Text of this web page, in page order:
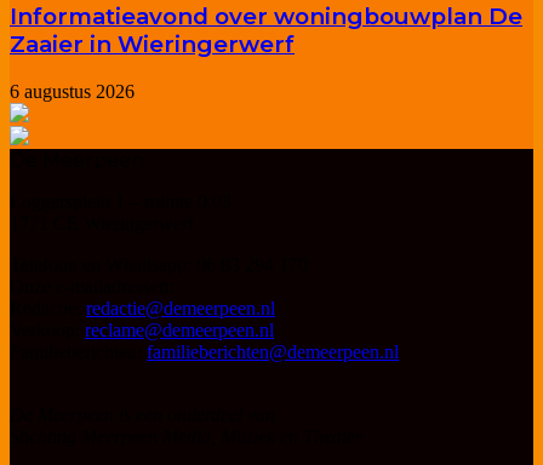
Informatieavond over woningbouwplan De
Zaaier in Wieringerwerf
6 augustus 2026
redactie@demeerpeen.nl
reclame@demeerpeen.nl
familieberichten@demeerpeen.nl